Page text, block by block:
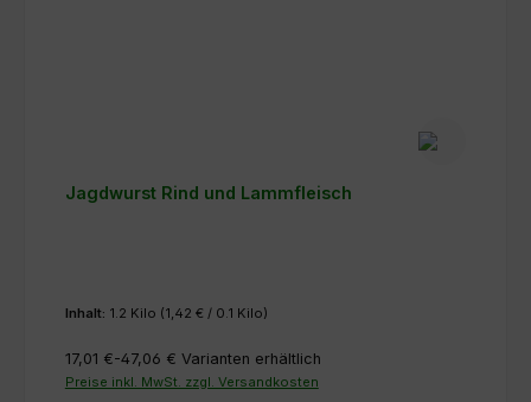
Jagdwurst Rind und Lammfleisch
Inhalt: 1.2 Kilo (1,42 € / 0.1 Kilo)
17,01 €-47,06 € Varianten erhältlich
Preise inkl. MwSt. zzgl. Versandkosten